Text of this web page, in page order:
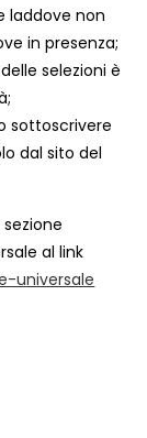
laddove non
in presenza;
selezioni è
sottoscrivere
dal sito del
al link
universale